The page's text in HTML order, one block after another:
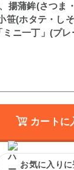
揚蒲鉾(さつま
笹(ホタテ・し
ミニ一丁」(プレ
カートに
お気に入り